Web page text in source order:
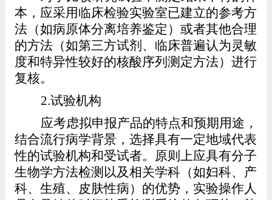
本，应采用临床检验实验室已建立的参考方
法（如病原体分离培养鉴定）或者其他合理
的方法（如第三方试剂、临床普遍认为灵敏
度和特异性较好的核酸序列测定方法）进行
复核。
2.试验机构
应考虑拟申报产品的特点和预期用途，
结合流行病学背景，选择具有一定地域代表
性的试验机构和受试者。原则上应具有分子
生物学方法检测以及相关学科（如妇科、产
科、生殖、皮肤性病）的优势，实验操作人